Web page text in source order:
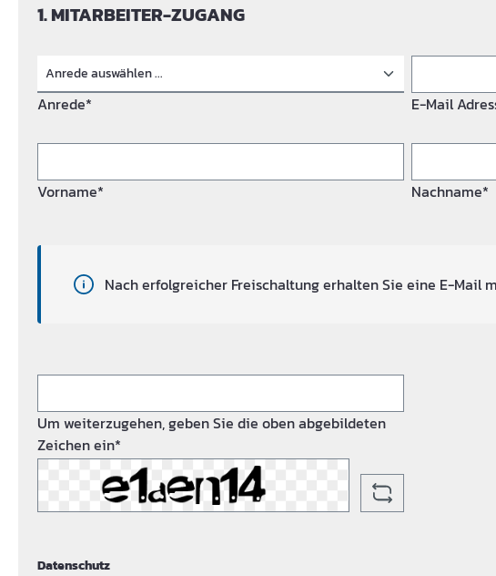
1. MITARBEITER-ZUGANG
Anrede* E-Mail
Vorname* Nachname*
Nach erfolgreicher Freischaltung erhalten Sie eine E-Mail
Um weiterzugehen, geben Sie die oben abgebildeten
Zeichen ein*
Datenschutz